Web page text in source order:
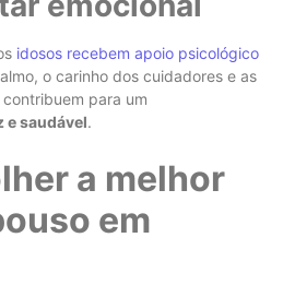
idosos recebem apoio psicológico
o carinho dos cuidadores e as
para um
e saudável.
a melhor
em